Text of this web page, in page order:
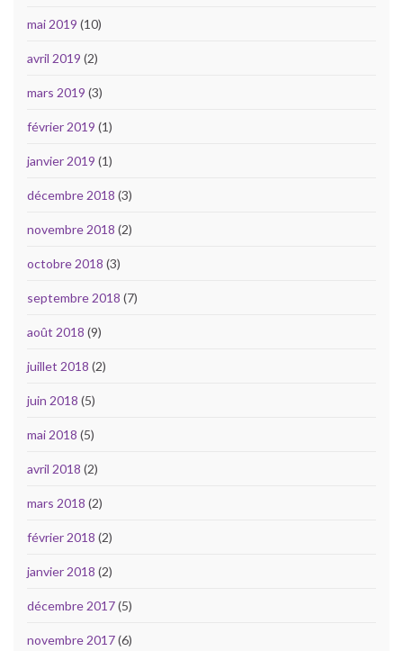
mai 2019 (10)
avril 2019 (2)
mars 2019 (3)
février 2019 (1)
janvier 2019 (1)
décembre 2018 (3)
novembre 2018 (2)
octobre 2018 (3)
septembre 2018 (7)
août 2018 (9)
juillet 2018 (2)
juin 2018 (5)
mai 2018 (5)
avril 2018 (2)
mars 2018 (2)
février 2018 (2)
janvier 2018 (2)
décembre 2017(5)
novembre 2017(6)